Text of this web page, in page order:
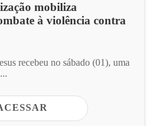
mobiliza
à violência contra
recebeu no sábado (01), uma